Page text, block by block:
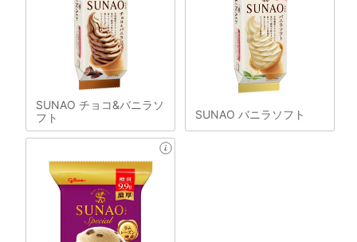
SUNAO チョコ&バニラソ
フト
SUNAO バニラソフト